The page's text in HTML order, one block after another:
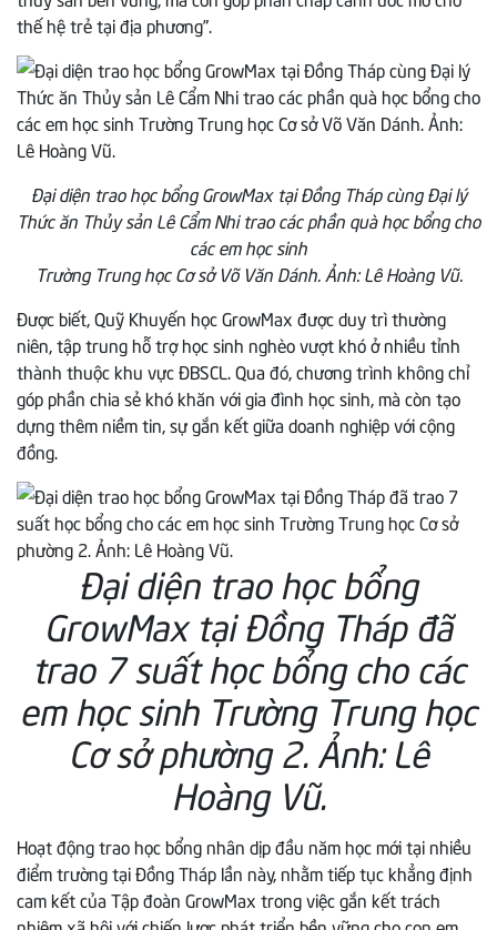
thế hệ trẻ tại địa phương”.
Đại diện trao học bổng GrowMax tại Đồng Tháp cùng Đại lý
Thức ăn Thủy sản Lê Cẩm Nhi trao các phần quà học bổng cho
các em học sinh
Trường Trung học Cơ sở Võ Văn Dánh. Ảnh: Lê Hoàng Vũ.
Được biết, Quỹ Khuyến học GrowMax được duy trì thường
niên, tập trung hỗ trợ học sinh nghèo vượt khó ở nhiều tỉnh
thành thuộc khu vực ĐBSCL. Qua đó, chương trình không chỉ
góp phần chia sẻ khó khăn với gia đình học sinh, mà còn tạo
dựng thêm niềm tin, sự gắn kết giữa doanh nghiệp với cộng
đồng.
Đại diện trao học bổng
GrowMax tại Đồng Tháp đã
trao 7 suất học bổng cho các
em học sinh Trường Trung học
Cơ sở phường 2. Ảnh: Lê
Hoàng Vũ.
Hoạt động trao học bổng nhân dịp đầu năm học mới tại nhiều
điểm trường tại Đồng Tháp lần này, nhằm tiếp tục khẳng định
cam kết của Tập đoàn GrowMax trong việc gắn kết trách